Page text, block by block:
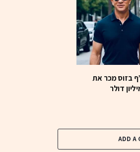
בזוס מכר את
ADD A